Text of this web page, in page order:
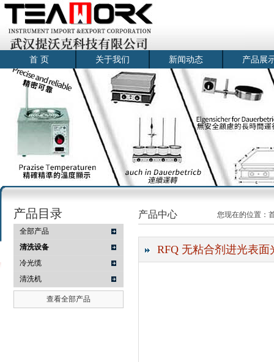
武汉提沃克科技有限公司
首 页 关于我们 新闻动态 产品展
产品目录
全部产品
清洗设备
冷光缆
清洗机
查看全部产品
产品中心 您现在的位置：
RFQ 无粘合剂进光表面